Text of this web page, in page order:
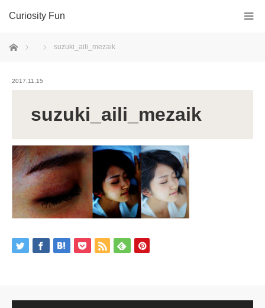
Curiosity Fun
ホーム suzuki_aili_mezaik
2017.11.15
suzuki_aili_mezaik